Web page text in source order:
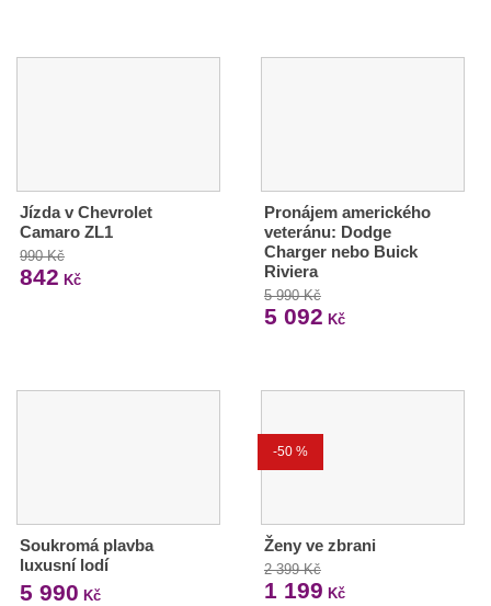
Jízda v Chevrolet
Camaro ZL1
990 Kč
842 Kč
Pronájem amerického
veteránu: Dodge
Charger nebo Buick
Riviera
5 990 Kč
5 092 Kč
Soukromá plavba
luxusní lodí
5 990 Kč
-50 %
Ženy ve zbrani
2 399 Kč
1 199 Kč